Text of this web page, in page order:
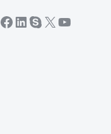
Фейсбук
LinkedIn
Скайп
Х Ютуб